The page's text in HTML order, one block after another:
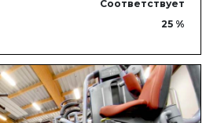
Соответствует
25 %